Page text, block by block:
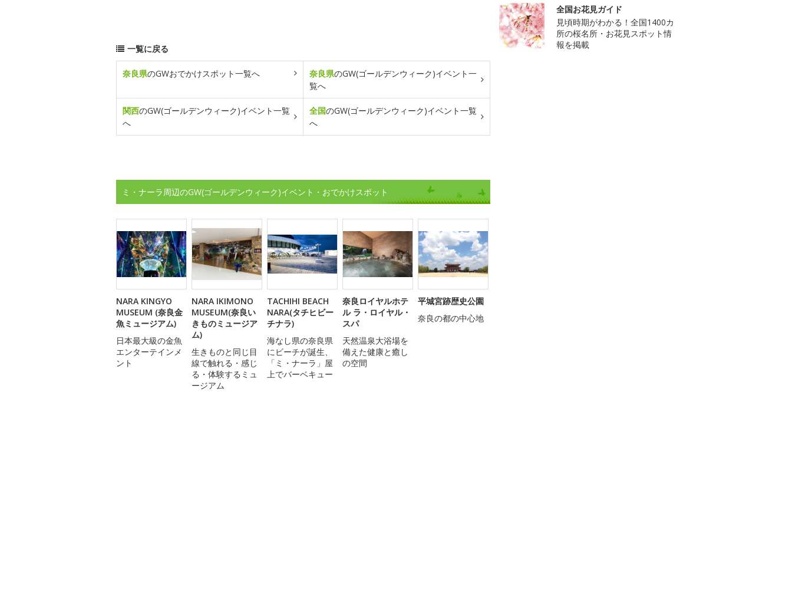
一覧に戻る
奈良県のGWおでかけスポット一覧へ 奈良県のGW(ゴールデンウィーク)イベント一
覧へ
関西のGW(ゴールデンウィーク)イベント一覧
へ
全国のGW(ゴールデンウィーク)イベント一覧
へ
ミ・ナーラ周辺のGW(ゴールデンウィーク)イベント・おでかけスポット
NARA KINGYO
MUSEUM (奈良金
魚ミュージアム)
日本最大級の金魚
エンターテインメ
ント
NARA IKIMONO
MUSEUM(奈良い
きものミュージア
ム)
生きものと同じ目
線で触れる・感じ
る・体験するミュ
ージアム
TACHIHI BEACH
NARA(タチヒビー
チナラ)
海なし県の奈良県
にビーチが誕生、
「ミ・ナーラ」屋
上でバーベキュー
奈良ロイヤルホテ
ル ラ・ロイヤル・
スパ
天然温泉大浴場を
備えた健康と癒し
の空間
平城宮跡歴史公園
奈良の都の中心地
全国お花見ガイド
見頃時期がわかる！全国1400カ
所の桜名所・お花見スポット情
報を掲載